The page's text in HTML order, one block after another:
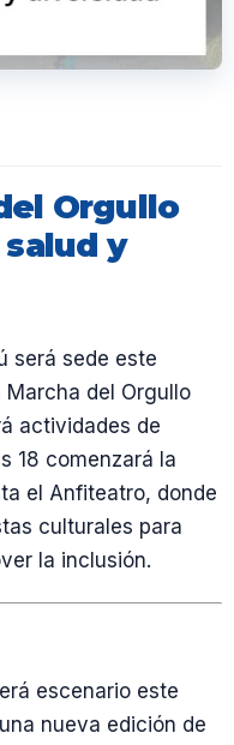
Orgullo
y
será sede este
del Orgullo
actividades de
18 comenzará la
el Anfiteatro, donde
culturales para
la inclusión.
escenario este
nueva edición de